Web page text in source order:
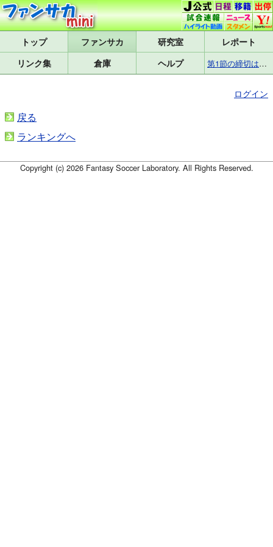
トップ 研究室
レポート
リンク集
倉庫 ヘルプ 第1節の締切は8月7日(金)17:25です
ログイン
戻る
ランキングへ
Copyright (c) 2026 Fantasy Soccer Laboratory. All Rights Reserved.